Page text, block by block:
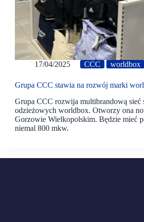
17/04/2025 CCC worldbox
Grupa CCC stawia na rozwój marki
Grupa CCC rozwija multibrandową sieć
odzieżowych worldbox. Otworzy ona
Gorzowie Wielkopolskim. Będzie mieć
niemal 800 mkw.